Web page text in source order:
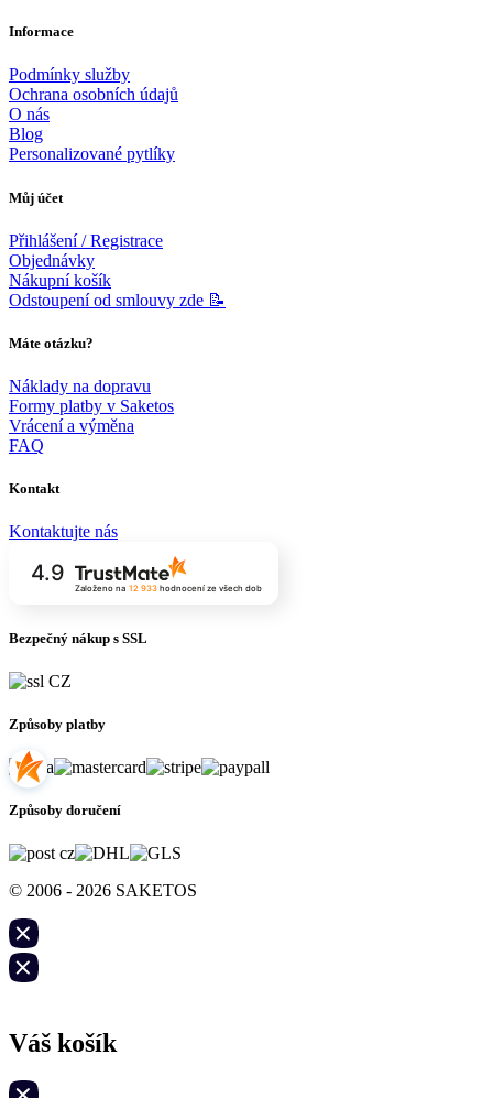
Informace
Podmínky služby
Ochrana osobních údajů
O nás
Blog
Personalizované pytlíky
Můj účet
Přihlášení / Registrace
Objednávky
Nákupní košík
Odstoupení od smlouvy zde 📝
Máte otázku?
Náklady na dopravu
Formy platby v Saketos
Vrácení a výměna
FAQ
Kontakt
Kontaktujte nás
4.9
Založeno na 12 933hodnocení ze všech dob
Bezpečný nákup s SSL
Způsoby platby
Způsoby doručení
© 2006 - 2026 SAKETOS
Váš košík